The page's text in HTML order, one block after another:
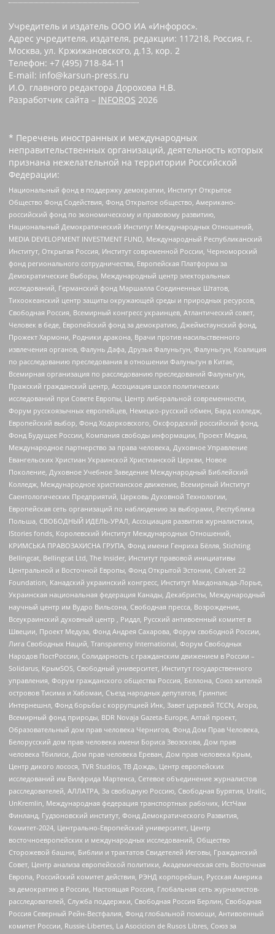
Учредитель и издатель ООО ИА «Инфорос».
Адрес учредителя, издателя, редакции: 117218, Россия, г.
Москва, ул. Кржижановского, д.13, кор. 2
Телефон: +7 (495) 718-84-11
E-mail: info@karsun-press.ru
И.О. главного редактора Дорохова Н.В.
Разработчик сайта – INFOROS 2026
* Перечень иностранных и международных
неправительственных организаций, деятельность которых
признана нежелательной на территории Российской
Федерации:
Национальный фонд в поддержку демократии, Институт Открытое
Общество Фонд Содействия, Фонд Открытое общество, Американо-
российский фонд по экономическому и правовому развитию,
Национальный Демократический Институт Международных Отношений,
MEDIA DEVELOPMENT INVESTMENT FUND, Международный Республиканский
Институт, Открытая Россия, Институт современной России, Черноморский
фонд регионального сотрудничества, Европейская Платформа за
Демократические Выборы, Международный центр электоральных
исследований, Германский фонд Маршалла Соединенных Штатов,
Тихоокеанский центр защиты окружающей среды и природных ресурсов,
Свободная Россия, Всемирный конгресс украинцев, Атлантический совет,
Человек в беде, Европейский фонд за демократию, Джеймстаунский фонд,
Прожект Хармони, Родники дракона, Врачи против насильственного
извлечения органов, Фалунь Дафа, Друзья Фалуньгун, Фалуньгун, Коалиция
по расследованию преследования в отношении Фалуньгун в Китае,
Всемирная организация по расследованию преследований Фалуньгун,
Пражский гражданский центр, Ассоциация школ политических
исследований при Совете Европы, Центр либеральной современности,
Форум русскоязычных европейцев, Немецко-русский обмен, Бард колледж,
Европейский выбор, Фонд Ходорковского, Оксфордский российский фонд,
Фонд Будущее России, Компания свободы информации, Проект Медиа,
Международное партнерство за права человека, Духовное Управление
Евангельских Христиан Украинской Христианской Церкви, Новое
Поколение, Духовное Учебное Заведение Международный Библейский
Колледж, Международное христианское движение, Всемирный Институт
Саентологических Предприятий, Церковь Духовной Технологии,
Европейская сеть организаций по наблюдению за выборами, Республика
Польша, СВОБОДНЫЙ ИДЕЛЬ-УРАЛ, Ассоциация развития журналистики,
IStories fonds, Королевский Институт Международных Отношений,
КРИМСЬКА ПРАВОЗАХИСНА ГРУПА, Фонд имени Генриха Бёлля, Stichting
Bellingcat, Bellingcat Ltd, The Insider, Институт правовой инициативы
Центральной и Восточной Европы, Фонд Открытой Эстонии, Calvert 22
Foundation, Канадский украинский конгресс, Институт Макдональда-Лорье,
Украинская национальная федерация Канады, Декабристы, Международный
научный центр им Вудро Вильсона, Свободная пресса, Возрождение,
Всеукраинский духовный центр , Риддл, Русский антивоенный комитет в
Швеции, Проект Медуза, Фонд Андрея Сахарова, Форум свободной России,
Лига Свободных Наций, Transparеncy International, Форум Свободных
Народов ПостРоссии, Солидарность с гражданским движением в России –
Solidarus, КрымSOS, Свободный университет, Институт государственного
управления, Форум гражданского общества Россия, Беллона, Союз жителей
островов Тисима и Хабомаи, Съезд народных депутатов, Гринпис
Интернешнл, Фонд борьбы с коррупцией Инк, Завет церквей TCCN, Агора,
Всемирный фонд природы, BDR Novaja Gazeta-Europe, Алтай проект,
Образовательный дом прав человека Чернигов, Фонд Дом Прав Человека,
Белорусский дом прав человека имени Бориса Звозскова, Дом прав
человека Тбилиси, Дом прав человека Ереван, Дом прав человека Крым,
Центр дикого лосося, TVR Studios, ТВ Дождь, Центр европейских
исследований им Вилфрида Мартенса, Сетевое объединение журналистов
расследователей, АЛЛАТРА, За свободную Россию, Свободная Бурятия, Uralic,
UnKremlin, Международная федерация транспортных рабочих, ИстЧам
Финланд, Гудзоновский институт, Фонд Демократического Развития,
Комитет-2024, Центрально-Европейский университет, Центр
восточноевропейских и международных исследований, Общество
Сторожевой башни, Библии и трактатов Свидетелей Иеговы, Гражданский
Совет, Центр анализа европейской политики, Академическая сеть Восточная
Европа, Российский комитет действия, РЭНД корпорейшн, Русская Америка
за демократию в России, Настоящая Россия, Глобальная сеть журналистов-
расследователей, Служба поддержки, Свободная Россия Берлин, Свободная
Россия Северный Рейн-Вестфалия, Фонд глобальной помощи, Антивоенный
комитет России, Russie-Libertes, La Asocicion de Rusos Libres, Союз за